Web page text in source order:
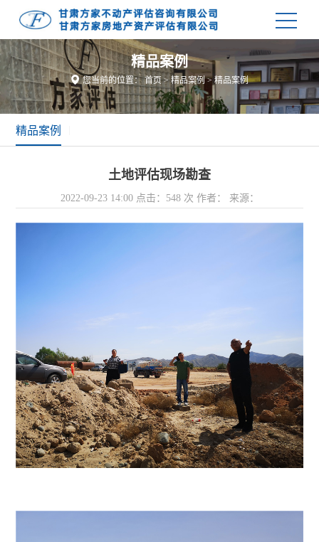
精品案例
您当前的位置：首页>精品案例> 精品案例
精品案例
土地评估现场勘查
2022-09-23 14:00 点击：548 次 作者： 来源：